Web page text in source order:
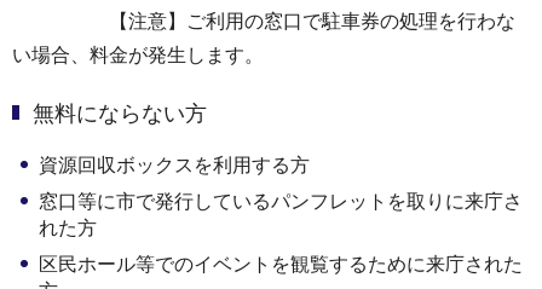
【注意】ご利用の窓口で駐車券の処理を行わな
い場合、料金が発生します。
無料にならない方
資源回収ボックスを利用する方
窓口等に市で発行しているパンフレットを取りに来庁さ
れた方
区民ホール等でのイベントを観覧するために来庁された